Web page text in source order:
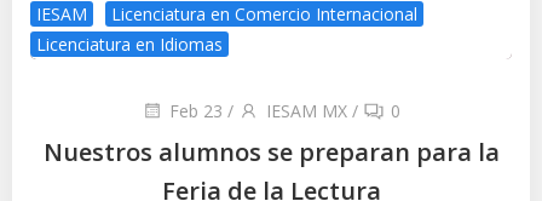
IESAM
Licenciatura en Comercio Internacional
Licenciatura en Idiomas
Feb 23 / IESAM MX / 0
Nuestros alumnos se preparan para la
Feria de la Lectura